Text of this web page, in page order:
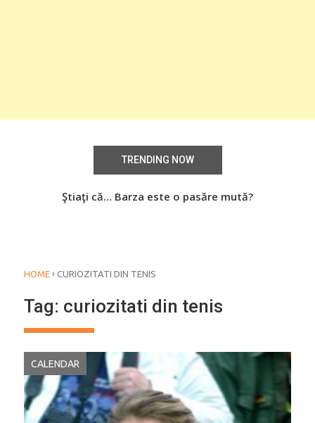
TRENDING NOW
Ştiaţi că… Barza este o pasăre mută?
Știați că… Roşiile îsi păstrează substanţele benefice
HOME › CURIOZITATI DIN TENIS
Tag: curiozitati din tenis
CALENDAR